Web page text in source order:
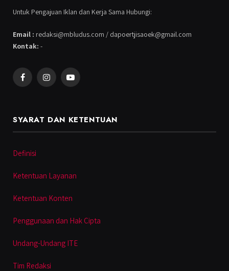
Untuk Pengajuan Iklan dan Kerja Sama Hubungi:
Email : redaksi@mbludus.com / dapoertjisaoek@gmail.com
Kontak: -
FacebookInstagramYouTube
SYARAT DAN KETENTUAN
Definisi
Ketentuan Layanan
Ketentuan Konten
Penggunaan dan Hak Cipta
Undang-Undang ITE
Tim Redaksi